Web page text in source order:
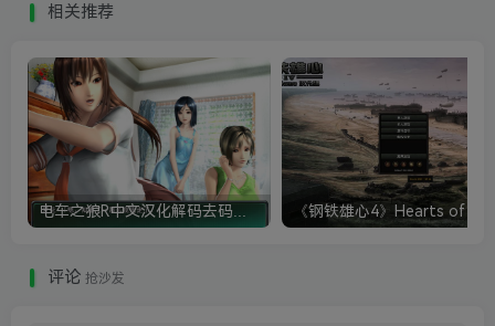
相关推荐
评论 抢沙发